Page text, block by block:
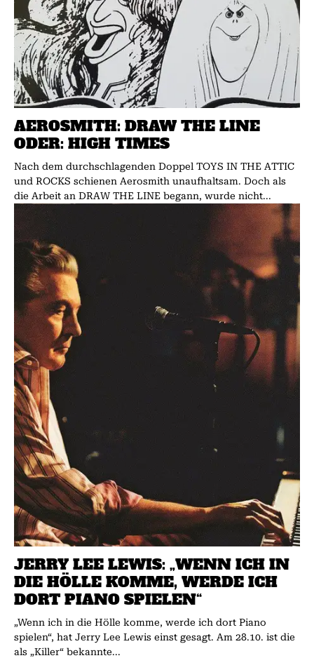
AEROSMITH: DRAW THE LINE
ODER: HIGH TIMES
Nach dem durchschlagenden Doppel TOYS IN THE ATTIC
und ROCKS schienen Aerosmith unaufhaltsam. Doch als
die Arbeit an DRAW THE LINE begann, wurde nicht...
JERRY LEE LEWIS: „WENN ICH IN
DIE HÖLLE KOMME, WERDE ICH
DORT PIANO SPIELEN“
„Wenn ich in die Hölle komme, werde ich dort Piano
spielen“, hat Jerry Lee Lewis einst gesagt. Am 28.10. ist die
als „Killer“ bekannte...